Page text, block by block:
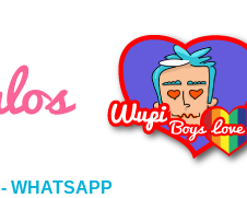
- WHATSAPP